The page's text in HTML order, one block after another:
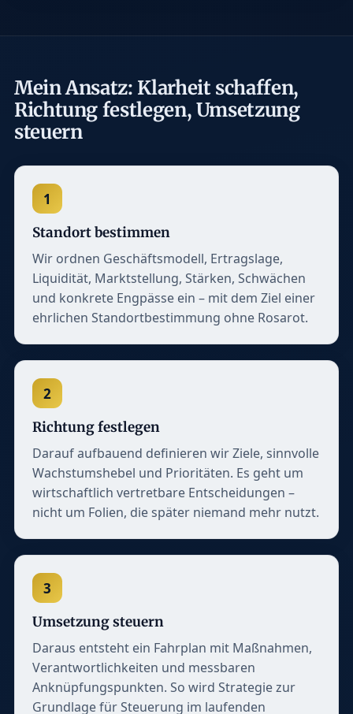
Mein Ansatz: Klarheit schaffen,
Richtung festlegen, Umsetzung
steuern
1
Standort bestimmen
Wir ordnen Geschäftsmodell, Ertragslage,
Liquidität, Marktstellung, Stärken, Schwächen
und konkrete Engpässe ein – mit dem Ziel einer
ehrlichen Standortbestimmung ohne Rosarot.
2
Richtung festlegen
Darauf aufbauend definieren wir Ziele, sinnvolle
Wachstumshebel und Prioritäten. Es geht um
wirtschaftlich vertretbare Entscheidungen –
nicht um Folien, die später niemand mehr nutzt.
3
Umsetzung steuern
Daraus entsteht ein Fahrplan mit Maßnahmen,
Verantwortlichkeiten und messbaren
Anknüpfungspunkten. So wird Strategie zur
Grundlage für Steuerung im laufenden